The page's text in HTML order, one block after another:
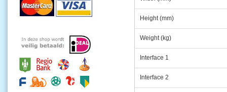
Height (mm)
Weight (kg)
Interface 1
Interface 2